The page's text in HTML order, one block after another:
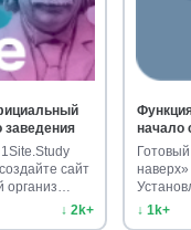
заведения
сайт
организ…
↓ 2k+
начало
Улучш…
↓ 1k+